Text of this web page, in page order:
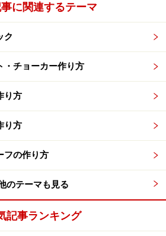
に関連するテーマ
ク
・チョーカー作り方
り方
り方
フの作り方
のテーマも見る
記事ランキング